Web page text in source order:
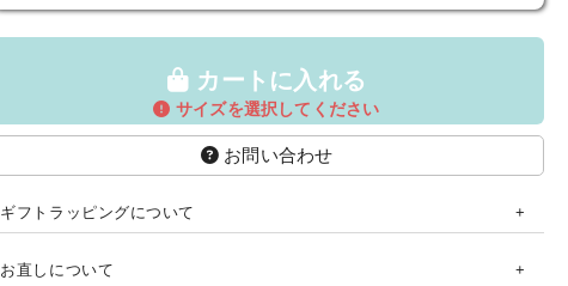
カートに入れる
サイズを選択してください
お問い合わせ
ギフトラッピングについて
お直しについて